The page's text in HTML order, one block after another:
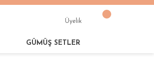
Üyelik
GÜMÜŞ SETLER